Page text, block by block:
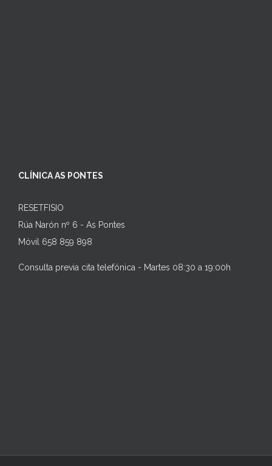
CLÍNICA AS PONTES
RESETFISIO
Rúa Narón nº 6 - As Pontes
Móvil 658 859 898
Consulta previa cita telefónica - Martes 08:30 a 19:00h